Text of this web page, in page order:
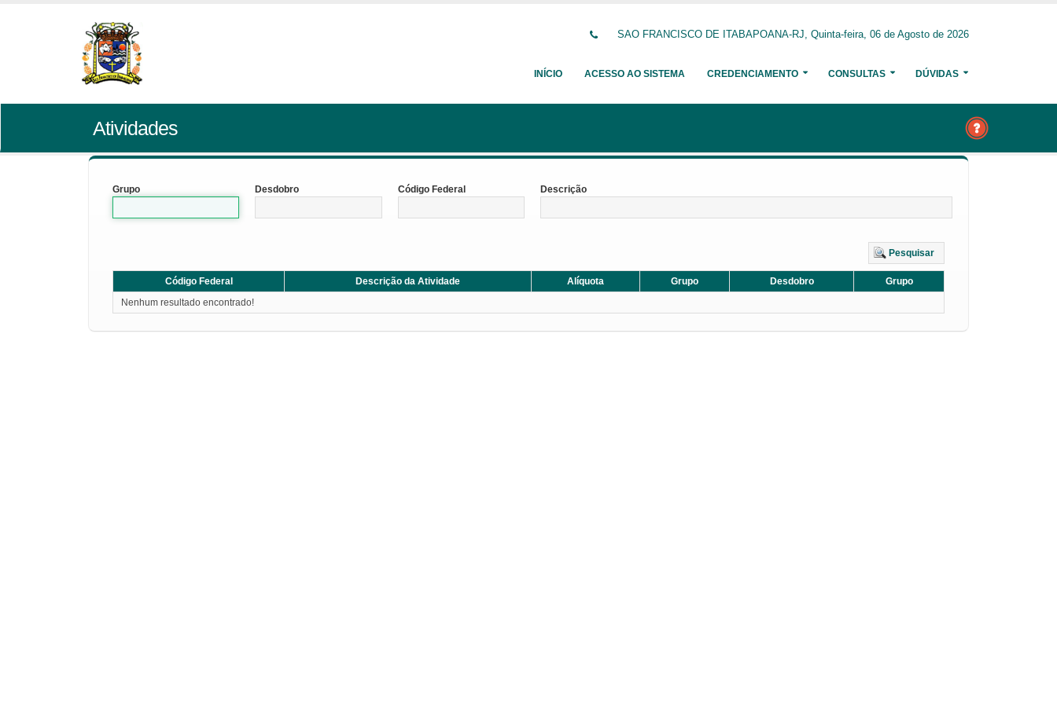
SAO FRANCISCO DE ITABAPOANA-RJ, Quinta-feira, 06 de Agosto de 2026
INÍCIO ACESSO AO SISTEMA CREDENCIAMENTO CONSULTAS DÚVIDAS
Atividades
Grupo Desdobro Código Federal Descrição
Pesquisar
Código Federal Descrição da Atividade Alíquota Grupo Desdobro
Grupo
Nenhum resultado encontrado!